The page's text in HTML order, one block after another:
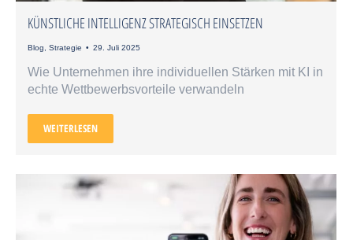
KÜNSTLICHE INTELLIGENZ STRATEGISCH EINSETZEN
Blog, Strategie 29. Juli 2025
Wie Unternehmen ihre individuellen Stärken mit KI in
echte Wettbewerbsvorteile verwandeln
WEITERLESEN